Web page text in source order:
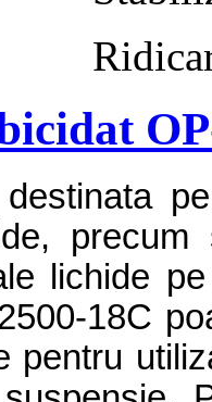
precum
lichide
18C
pentru